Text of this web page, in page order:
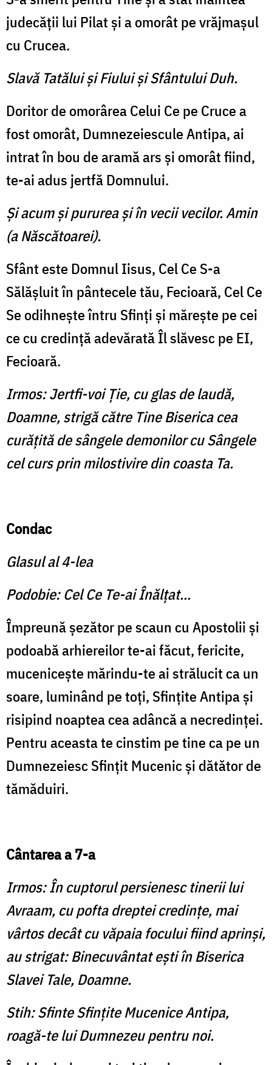
judecăţii lui Pilat şi a omorât pe vrăjmaşul
cu Crucea.
Slavă Tatălui şi Fiului şi Sfântului Duh.
Doritor de omorârea Celui Ce pe Cruce a
fost omorât, Dumnezeiescule Antipa, ai
intrat în bou de aramă ars şi omorât fiind,
te-ai adus jertfă Domnului.
Şi acum şi pururea şi în vecii vecilor. Amin
(a Născătoarei).
Sfânt este Domnul Iisus, Cel Ce S-a
Sălăşluit în pântecele tău, Fecioară, Cel Ce
Se odihneşte întru Sfinţi şi măreşte pe cei
ce cu credinţă adevărată Îl slăvesc pe EI,
Fecioară.
Irmos: Jertfi-voi Ţie, cu glas de laudă,
Doamne, strigă către Tine Biserica cea
curăţită de sângele demonilor cu Sângele
cel curs prin milostivire din coasta Ta.
Condac
Glasul al 4-lea
Podobie: Cel Ce Te-ai Înălţat...
Împreună şezător pe scaun cu Apostolii şi
podoabă arhiereilor te-ai făcut, fericite,
muceniceşte mărindu-te ai strălucit ca un
soare, luminând pe toţi, Sfinţite Antipa şi
risipind noaptea cea adâncă a necredinţei.
Pentru aceasta te cinstim pe tine ca pe un
Dumnezeiesc Sfinţit Mucenic şi dătător de
tămăduiri.
Cântarea a 7-a
Irmos: În cuptorul persienesc tinerii lui
Avraam, cu pofta dreptei credinţe, mai
vârtos decât cu văpaia focului fiind aprinşi,
au strigat: Binecuvântat eşti în Biserica
Slavei Tale, Doamne.
Stih: Sfinte Sfinţite Mucenice Antipa,
roagă-te lui Dumnezeu pentru noi.